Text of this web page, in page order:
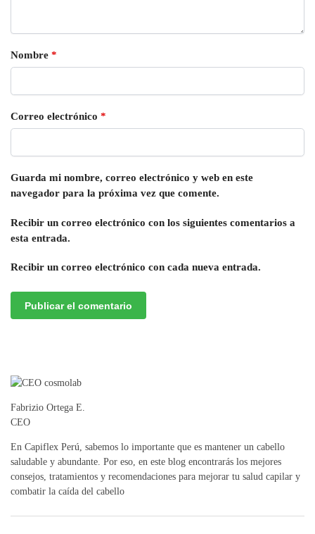
Nombre *
Correo electrónico *
Guarda mi nombre, correo electrónico y web en este
navegador para la próxima vez que comente.
Recibir un correo electrónico con los siguientes comentarios a
esta entrada.
Recibir un correo electrónico con cada nueva entrada.
Fabrizio Ortega E.
CEO
En Capiflex Perú, sabemos lo importante que es mantener un cabello
saludable y abundante. Por eso, en este blog encontrarás los mejores
consejos, tratamientos y recomendaciones para mejorar tu salud capilar y
combatir la caída del cabello